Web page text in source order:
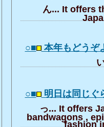
ん... It offers
○■ 本年もどう
○■ 明日は同じ
っ... It offers
bandwagons ,
fashion